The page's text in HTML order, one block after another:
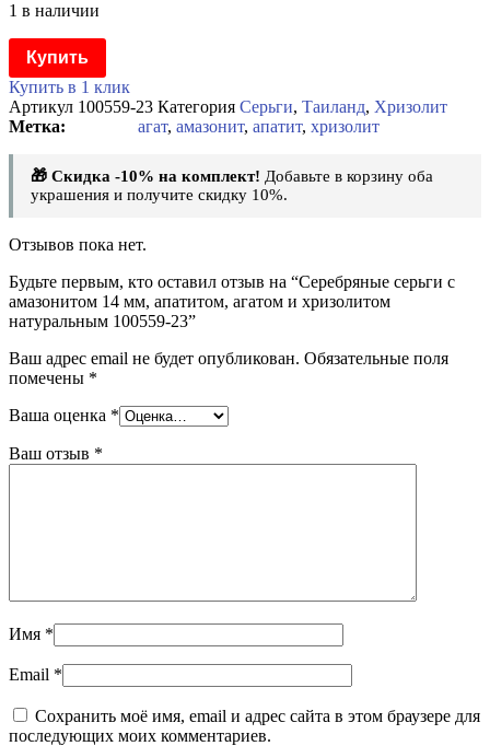
1 в наличии
Купить
Купить в 1 клик
Артикул 100559-23 Категория Серьги, Таиланд, Хризолит
агат, амазонит, апатит, хризолит
🎁 Скидка -10% на комплект! Добавьте в корзину оба
украшения и получите скидку 10%.
Отзывов пока нет.
Будьте первым, кто оставил отзыв на “Серебряные серьги с
амазонитом 14 мм, апатитом, агатом и хризолитом
натуральным 100559-23”
Ваш адрес email не будет опубликован. Обязательные поля
помечены *
Ваша оценка *
Ваш отзыв *
Имя *
Email *
Сохранить моё имя, email и адрес сайта в этом браузере для
последующих моих комментариев.